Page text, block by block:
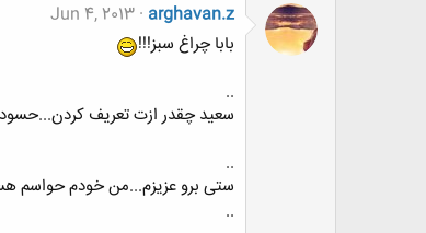
arghavan.z
Jun 4, 2013
بابا چراغ سبز!!!
..
سعید چقدر ازت تعریف
..
ستی برو عزیزم...من خودم حواسم
..